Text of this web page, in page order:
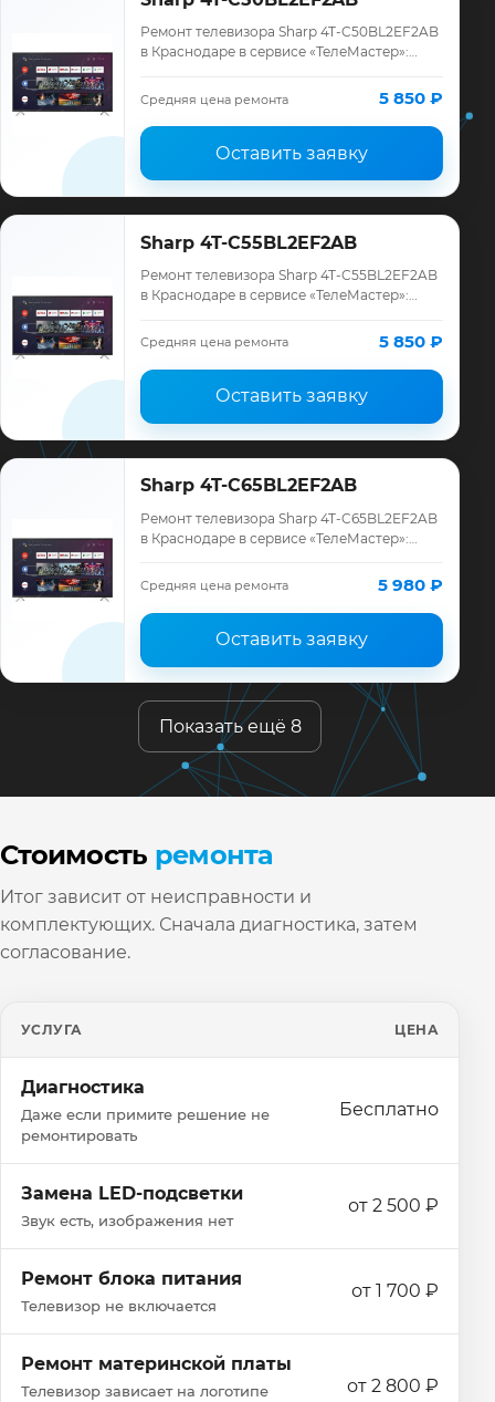
Ремонт телевизора Sharp 4T-C50BL2EF2AB
в Краснодаре в сервисе «ТелеМастер»:
ремонта, запчасти и гарантия до 12
месяцев.
Средняя цена ремонта 5 850 ₽
Оставить заявку
Sharp 4T-C55BL2EF2AB
Ремонт телевизора Sharp 4T-C55BL2EF2AB
в Краснодаре в сервисе «ТелеМастер»:
ремонта, запчасти и гарантия до 12
Средняя цена ремонта 5 850 ₽
Оставить заявку
Sharp 4T-C65BL2EF2AB
Ремонт телевизора Sharp 4T-C65BL2EF2AB
в Краснодаре в сервисе «ТелеМастер»:
ремонта, запчасти и гарантия до 12
месяцев.
Средняя цена ремонта 5 980 ₽
Оставить заявку
Показать ещё 8
Стоимость ремонта
Итог зависит от неисправности и
комплектующих. Сначала диагностика, затем
согласование.
УСЛУГА ЦЕНА
Диагностика
Даже если примите решение не
ремонтировать
Бесплатно
Замена LED-подсветки
Звук есть, изображения нет
от 2 500 ₽
Ремонт блока питания
Телевизор не включается
от 1 700 ₽
Ремонт материнской платы
Телевизор зависает на логотипе
от 2 800 ₽